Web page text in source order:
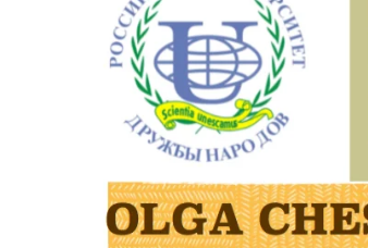
Curso: VIAJE EN
TRANSIBERIANO
Clases particulares